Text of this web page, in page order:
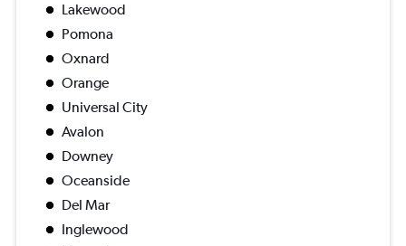
Lakewood
Pomona
Oxnard
Orange
Universal City
Avalon
Downey
Oceanside
Del Mar
Inglewood